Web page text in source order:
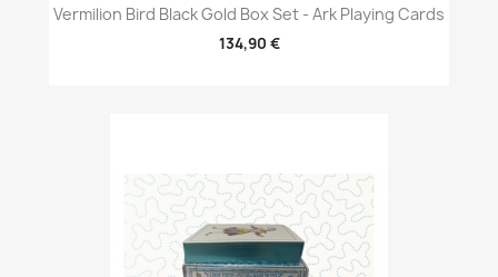
Vermilion Bird Black Gold Box Set - Ark Playing Cards
134,90 €